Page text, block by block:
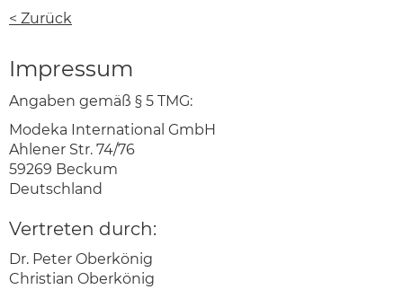
< Zurück
Impressum
Angaben gemäß § 5 TMG:
Modeka International GmbH
Ahlener Str. 74/76
59269 Beckum
Deutschland
Vertreten durch:
Dr. Peter Oberkönig
Christian Oberkönig